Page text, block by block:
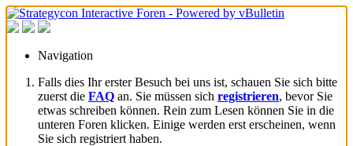
Navigation
Falls dies Ihr erster Besuch bei uns ist, schauen Sie sich bitte
zuerst die FAQ an. Sie müssen sich registrieren, bevor Sie
etwas schreiben können. Rein zum Lesen können Sie in die
unteren Foren klicken. Einige werden erst erscheinen, wenn
Sie sich registriert haben.